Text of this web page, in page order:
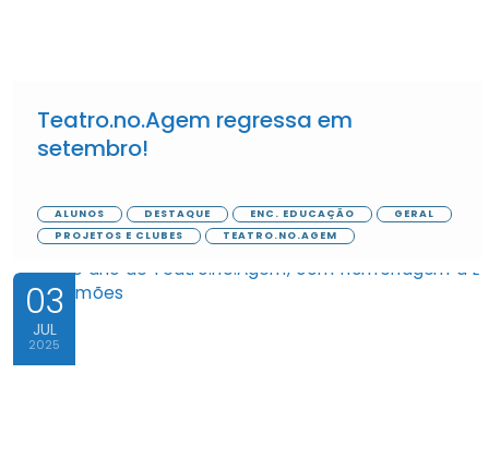
Teatro.no.Agem regressa em
setembro!
ALUNOS DESTAQUE ENC. EDUCAÇÃO
GERAL
PROJETOS E CLUBES
TEATRO.NO.AGEM
03
JUL
2025